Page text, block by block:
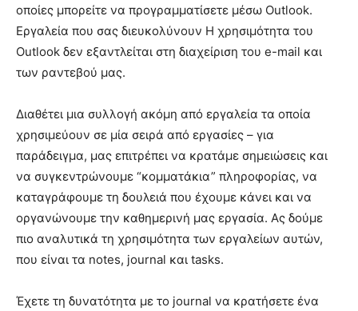
οποίες μπορείτε να προγραμματίσετε μέσω Outlook.
Εργαλεία που σας διευκολύνουν H χρησιμότητα του
Outlook δεν εξαντλείται στη διαχείριση του e-mail και
των ραντεβού μας.
Διαθέτει μια συλλογή ακόμη από εργαλεία τα οποία
χρησιμεύουν σε μία σειρά από εργασίες – για
παράδειγμα, μας επιτρέπει να κρατάμε σημειώσεις και
να συγκεντρώνουμε “κομματάκια” πληροφορίας, να
καταγράφουμε τη δουλειά που έχουμε κάνει και να
οργανώνουμε την καθημερινή μας εργασία. Ας δούμε
πιο αναλυτικά τη χρησιμότητα των εργαλείων αυτών,
που είναι τα notes, journal και tasks.
Έχετε τη δυνατότητα με το journal να κρατήσετε ένα